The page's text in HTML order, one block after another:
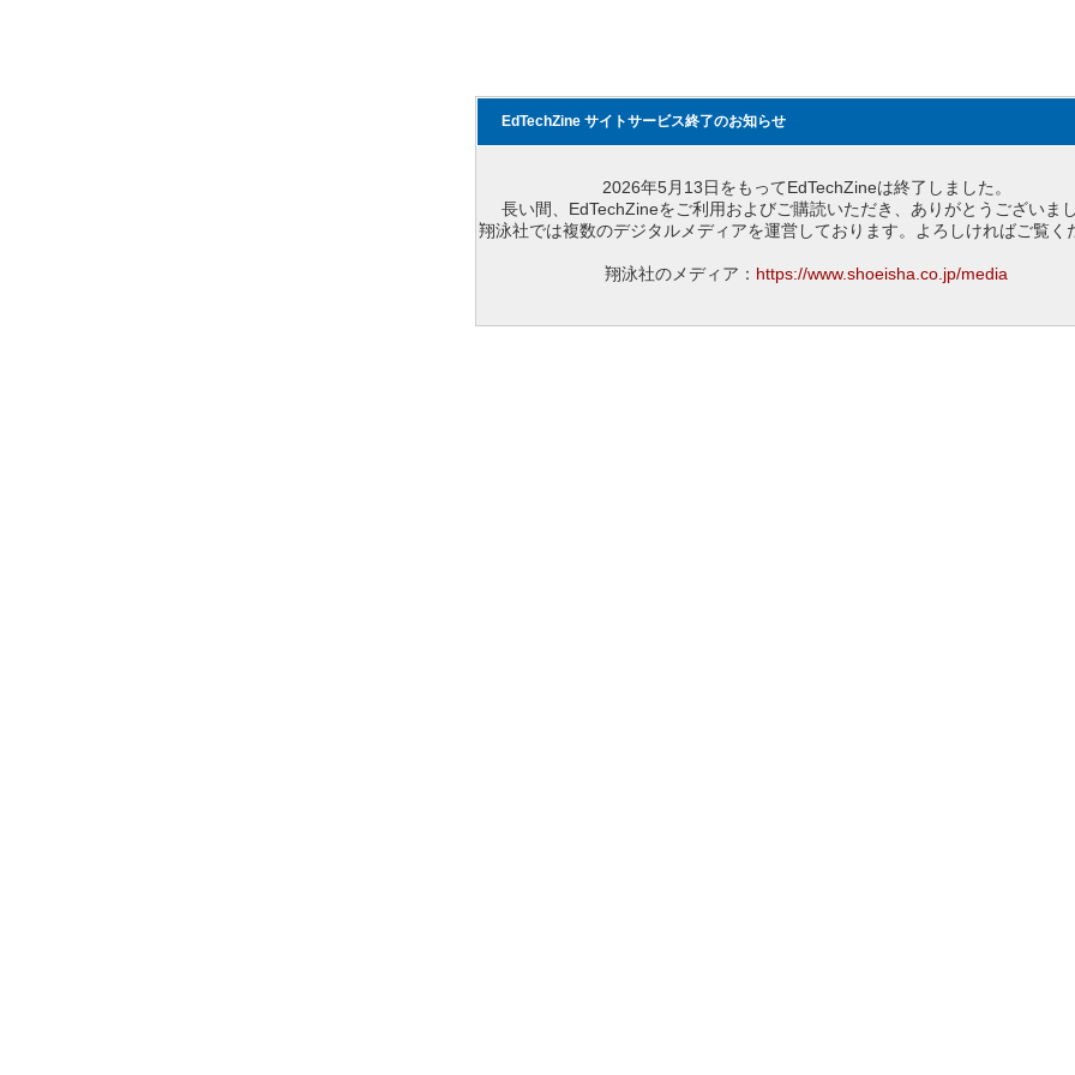
EdTechZine サイトサービス終了のお知らせ
2026年5月13日をもってEdTechZineは終了しました。
長い間、EdTechZineをご利用およびご購読いただき、ありがとうございまし
翔泳社では複数のデジタルメディアを運営しております。よろしければご覧く
翔泳社のメディア： https://www.shoeisha.co.jp/media